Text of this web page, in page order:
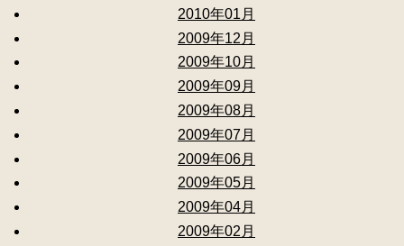
2010年01月
2009年12月
2009年10月
2009年09月
2009年08月
2009年07月
2009年06月
2009年05月
2009年04月
2009年02月